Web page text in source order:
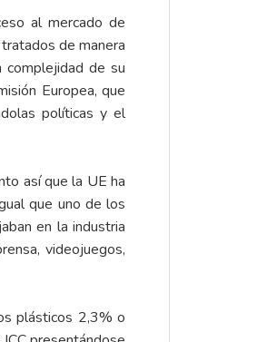
al mercado de
de manera
complejidad de su
Europea, que
políticas y el
así que la UE ha
que uno de los
en la industria
videojuegos,
plásticos 2,3% o